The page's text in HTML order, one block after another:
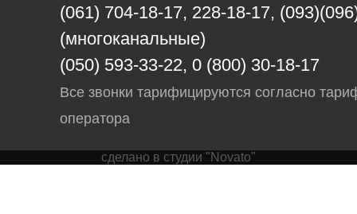
(061) 704-18-17, 228-18-17,
(многоканальные)
(050) 593-33-22, 0 (800) 30-18-17
Все звонки тарифицируются согласно
оператора
сделано в студии "Novato"